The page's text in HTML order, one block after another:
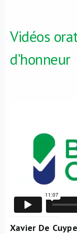
Vidéos
d’honneur
Xavier De